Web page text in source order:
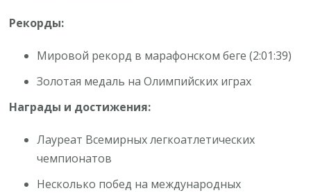
Рекорды:
Мировой рекорд в марафонском беге (2:01:39)
Золотая медаль на Олимпийских играх
Награды и достижения:
Лауреат Всемирных легкоатлетических
чемпионатов
Несколько побед на международных